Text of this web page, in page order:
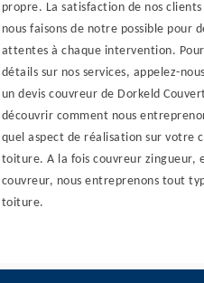
propre. La satisfaction de nos
nous faisons de notre possible pour
attentes à chaque intervention.
détails sur nos services, appelez-
un devis couvreur de Dorkeld
découvrir comment nous
quel aspect de réalisation sur votre
toiture. A la fois couvreur zingueur,
couvreur, nous entreprenons tout
toiture.